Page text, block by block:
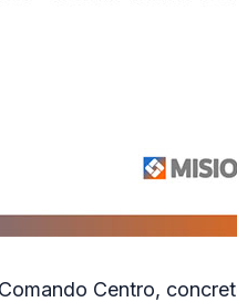
Centro,